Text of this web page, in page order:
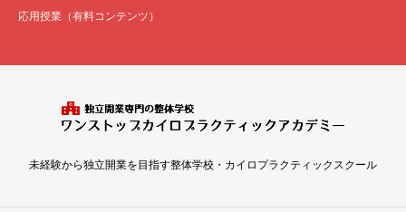
応用授業（有料コンテンツ）
未経験から独立開業を目指す整体学校・カイロプラクティックスクール